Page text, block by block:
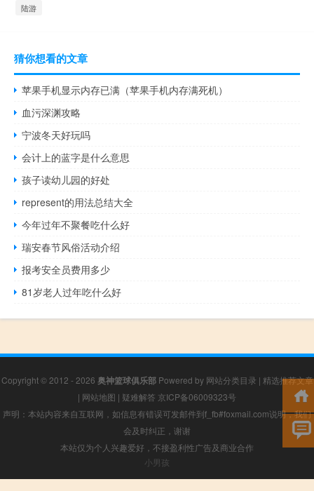
陆游
猜你想看的文章
苹果手机显示内存已满（苹果手机内存满死机）
血污深渊攻略
宁波冬天好玩吗
会计上的蓝字是什么意思
孩子读幼儿园的好处
represent的用法总结大全
今年过年不聚餐吃什么好
瑞安春节风俗活动介绍
报考安全员费用多少
81岁老人过年吃什么好
Copyright © 2012 - 2026 奥神篮球俱乐部Powered by 网站分类目录 | 精选推荐文章
| 网站地图 | 疑难解答 京ICP备06009323号
声明：本站内容来自互联网，如信息有错误可发邮件到f_fb#foxmail.com说明，我们
会及时纠正，谢谢
本站仅为个人兴趣爱好，不接盈利性广告及商业合作
小男孩